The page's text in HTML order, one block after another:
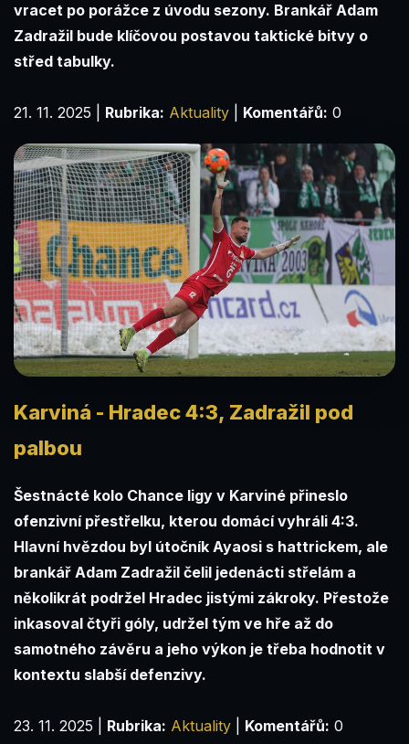
vracet po porážce z úvodu sezony. Brankář Adam
Zadražil bude klíčovou postavou taktické bitvy o
střed tabulky.
21. 11. 2025 Rubrika: Aktuality Komentářů: 0
Karviná - Hradec 4:3, Zadražil pod
palbou
Šestnácté kolo Chance ligy v Karviné přineslo
ofenzivní přestřelku, kterou domácí vyhráli 4:3.
Hlavní hvězdou byl útočník Ayaosi s hattrickem, ale
brankář Adam Zadražil čelil jedenácti střelám a
několikrát podržel Hradec jistými zákroky. Přestože
inkasoval čtyři góly, udržel tým ve hře až do
samotného závěru a jeho výkon je třeba hodnotit v
kontextu slabší defenzivy.
23. 11. 2025 Rubrika: Aktuality Komentářů: 0